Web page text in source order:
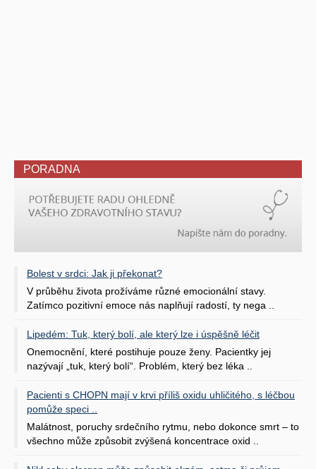
PORADNA
Bolest v srdci: Jak ji překonat?
V průběhu života prožíváme různé emocionální stavy.
Zatímco pozitivní emoce nás naplňují radostí, ty nega ..
Lipedém: Tuk, který bolí, ale který lze i úspěšně léčit
Onemocnění, které postihuje pouze ženy. Pacientky jej
nazývají „tuk, který bolí“. Problém, který bez léka ..
Pacienti s CHOPN mají v krvi příliš oxidu uhličitého, s léčbou
pomůže speci ..
Malátnost, poruchy srdečního rytmu, nebo dokonce smrt – to
všechno může způsobit zvýšená koncentrace oxid ..